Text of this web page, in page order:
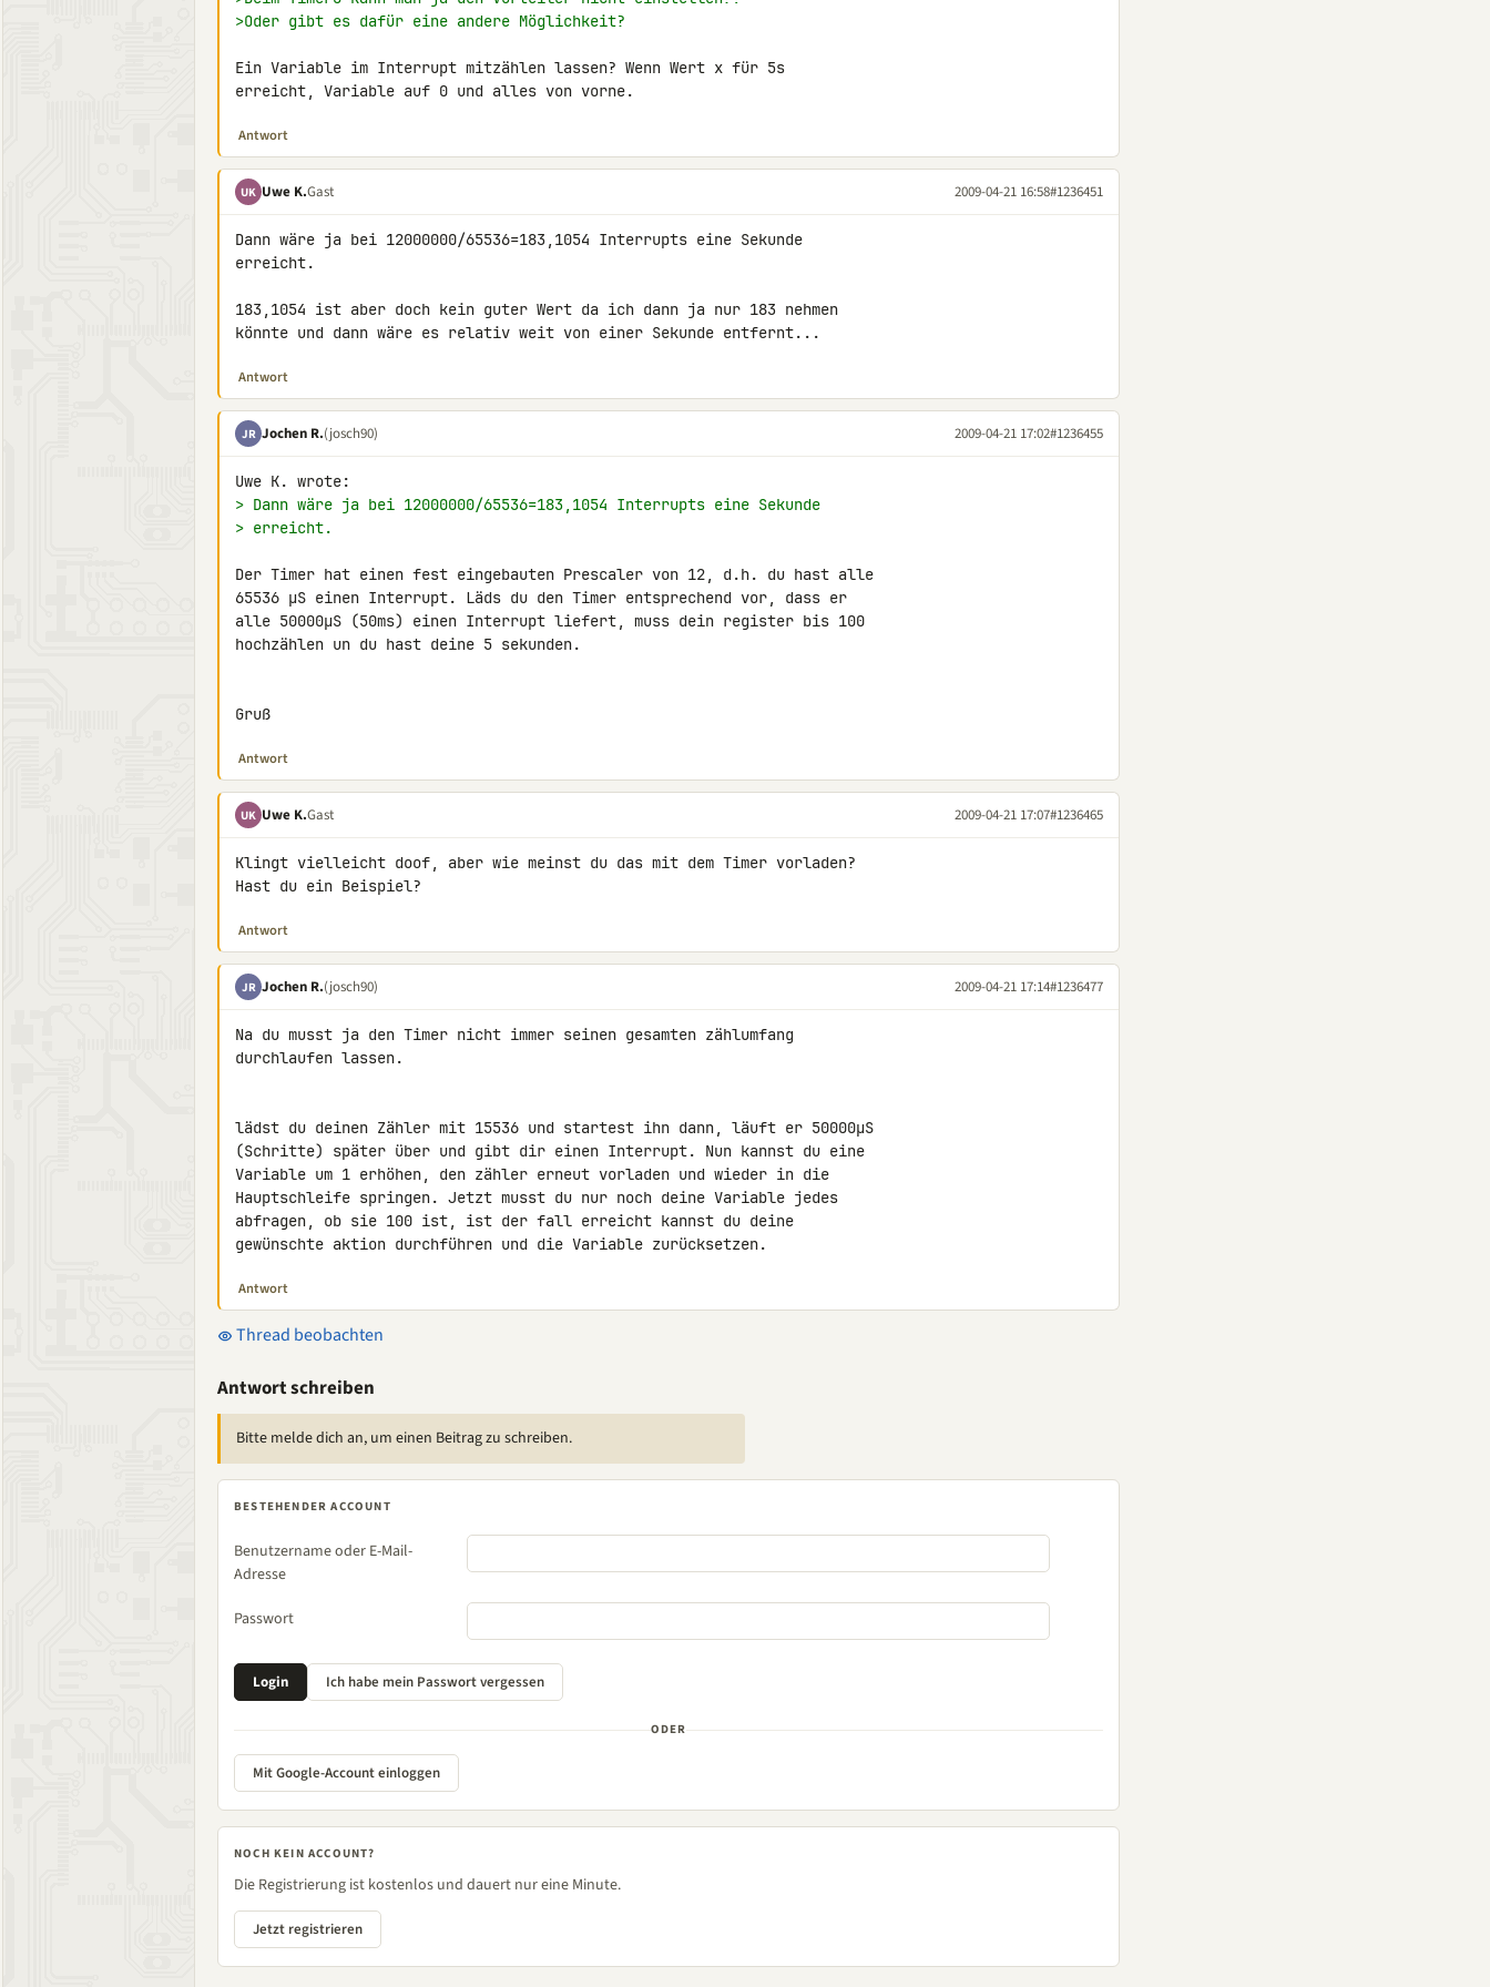
>Oder gibt es dafür eine andere Möglichkeit?
Ein Variable im Interrupt mitzählen lassen? Wenn Wert x für 5s
erreicht, Variable auf 0 und alles von vorne.
Antwort
UK Uwe K.Gast 2009-04-21 16:58#1236451
Dann wäre ja bei 12000000/65536=183,1054 Interrupts eine Sekunde
erreicht.
183,1054 ist aber doch kein guter Wert da ich dann ja nur 183 nehmen
könnte und dann wäre es relativ weit von einer Sekunde entfernt...
Antwort
JR Jochen R.(josch90) 2009-04-21 17:02#1236455
> Dann wäre ja bei 12000000/65536=183,1054 Interrupts eine Sekunde
> erreicht.
Der Timer hat einen fest eingebauten Prescaler von 12, d.h. du hast alle
65536 µS einen Interrupt. Läds du den Timer entsprechend vor, dass er
alle 50000µS (50ms) einen Interrupt liefert, muss dein register bis 100
hochzählen un du hast deine 5 sekunden.
Gruß
Antwort
UK Uwe K.Gast 2009-04-21 17:07#1236465
Klingt vielleicht doof, aber wie meinst du das mit dem Timer vorladen?
Hast du ein Beispiel?
Antwort
JR Jochen R.(josch90) 2009-04-21 17:14#1236477
Na du musst ja den Timer nicht immer seinen gesamten zählumfang
durchlaufen lassen.
lädst du deinen Zähler mit 15536 und startest ihn dann, läuft er 50000µS
(Schritte) später über und gibt dir einen Interrupt. Nun kannst du eine
Variable um 1 erhöhen, den zähler erneut vorladen und wieder in die
Hauptschleife springen. Jetzt musst du nur noch deine Variable jedes
abfragen, ob sie 100 ist, ist der fall erreicht kannst du deine
gewünschte aktion durchführen und die Variable zurücksetzen.
Antwort
Thread beobachten
Antwort schreiben
Bitte melde dich an, um einen Beitrag zu schreiben.
BESTEHENDER ACCOUNT
Benutzername oder E-Mail-
Adresse
Passwort
ODER
Mit Google-Account einloggen
NOCH KEIN ACCOUNT?
Die Registrierung ist kostenlos und dauert nur eine Minute.
Jetzt registrieren